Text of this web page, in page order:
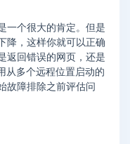
一个很大的肯定。但是
降，这样你就可以正确
返回错误的网页，还是
从多个远程位置启动的
故障排除之前评估问